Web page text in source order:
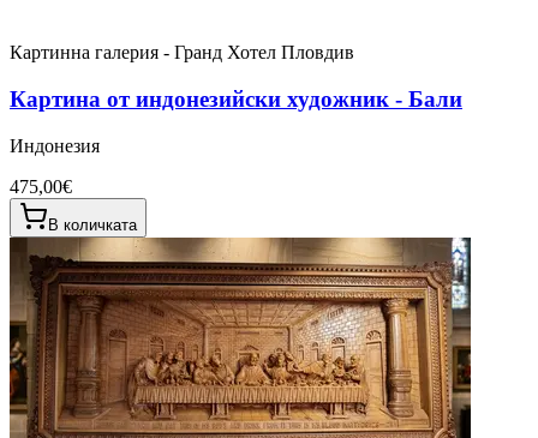
Картинна галерия - Гранд Хотел Пловдив
Картина от индонезийски художник - Бали
Индонезия
475,00€
В количката